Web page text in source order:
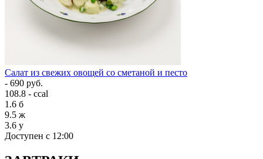
Салат из свежих овощей со сметаной и песто
- 690 руб.
108.8 - ccal
1.6 б
9.5 ж
3.6 у
Доступен с 12:00